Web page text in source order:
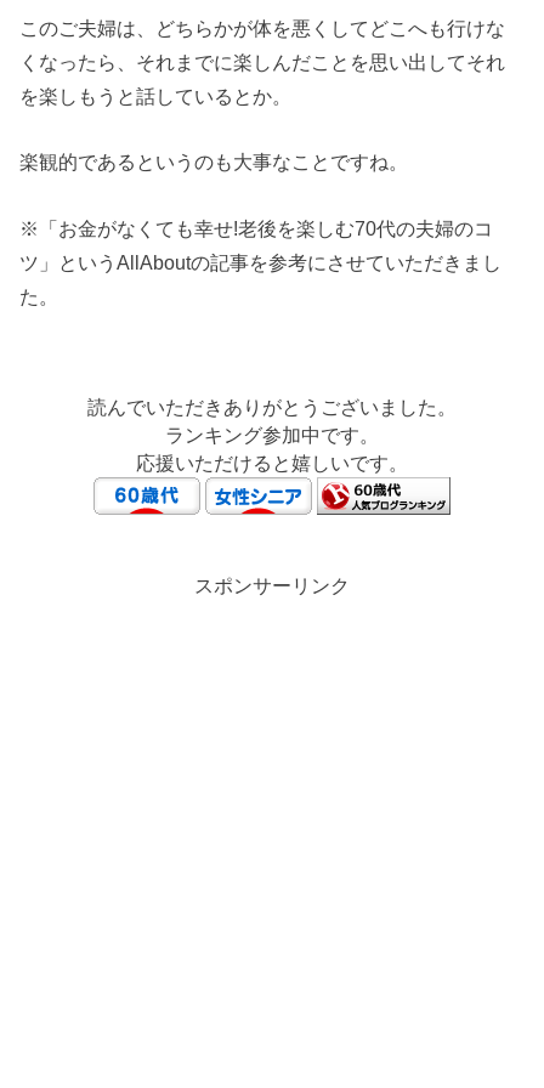
このご夫婦は、どちらかが体を悪くしてどこへも行けな
くなったら、それまでに楽しんだことを思い出してそれ
を楽しもうと話しているとか。
楽観的であるというのも大事なことですね。
※「お金がなくても幸せ!老後を楽しむ70代の夫婦のコ
ツ」というAllAboutの記事を参考にさせていただきまし
た。
読んでいただきありがとうございました。
ランキング参加中です。
応援いただけると嬉しいです。
スポンサーリンク